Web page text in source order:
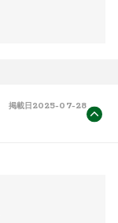
掲載日 2025-07-28